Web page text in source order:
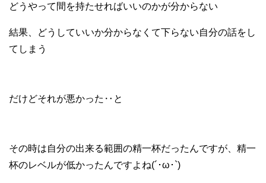
どうやって間を持たせればいいのかが分からない
結果、どうしていいか分からなくて下らない自分の話をし
てしまう
だけどそれが悪かった‥と
その時は自分の出来る範囲の精一杯だったんですが、精一
杯のレベルが低かったんですよね(´･ω･`)